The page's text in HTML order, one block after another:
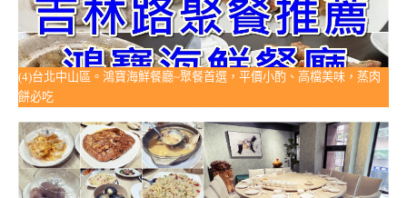
(4)台北中山區。鴻寶海鮮餐廳~聚餐首選，平價小酌、高檔美味，蒸肉
餅必吃